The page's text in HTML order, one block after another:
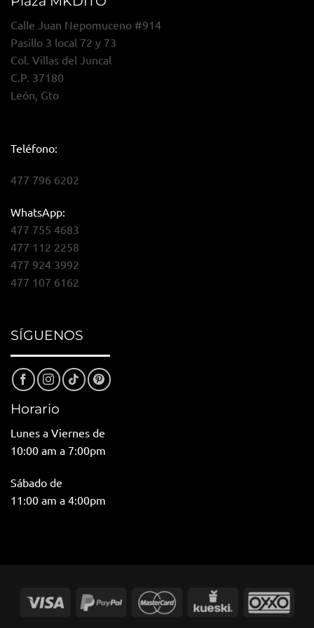
Calle Juan Nepomuceno #914
Pasillo 3 local 72 y 73
Col. Villas del Juncal
C.P. 37180
León, Gto
Teléfono:
477 796 6202
WhatsApp:
477 755 4683
477 112 2258
477 924 3992
477 107 6162
SÍGUENOS
Horario
Lunes a Viernes de
10:00 am a 7:00pm
Sábado de
11:00 am a 4:00pm